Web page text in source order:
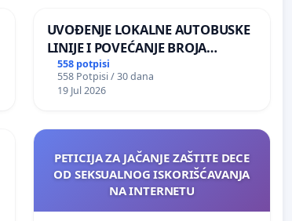
UVOĐENJE LOKALNE AUTOBUSKE
LINIJE I POVEĆANJE BROJA
POLAZAKA BG VOZA ZA NASELJA
LEVE OBALE DUNAVA
558 potpisi
558 Potpisi / 30 dana
19 Jul 2026
PETICIJA ZA JAČANJE ZAŠTITE DECE
OD SEKSUALNOG ISKORIŠĆAVANJA
NA INTERNETU